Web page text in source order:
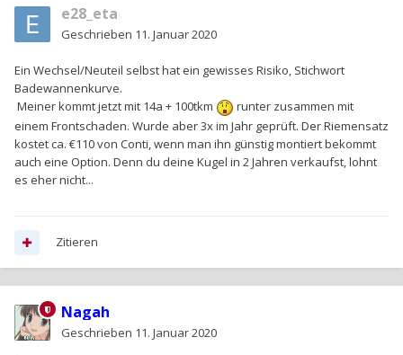
e28_eta
Geschrieben 11. Januar 2020
Ein Wechsel/Neuteil selbst hat ein gewisses Risiko, Stichwort
Badewannenkurve.
Meiner kommt jetzt mit 14a + 100tkm
runter zusammen mit
einem Frontschaden. Wurde aber 3x im Jahr geprüft. Der Riemensatz
kostet ca. €110 von Conti, wenn man ihn günstig montiert bekommt
auch eine Option. Denn du deine Kugel in 2 Jahren verkaufst, lohnt
es eher nicht...
Zitieren
Nagah
Geschrieben 11. Januar 2020